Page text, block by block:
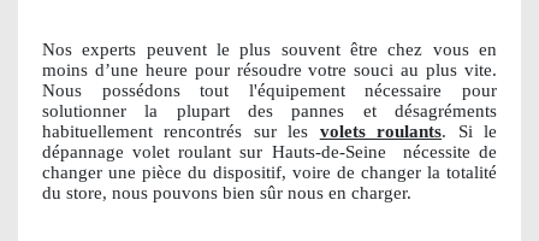
Nos experts peuvent le plus souvent être chez vous en
moins d’une heure pour résoudre votre souci au plus vite.
Nous possédons tout l'équipement nécessaire pour
solutionner la plupart des pannes et désagréments
habituellement rencontrés sur les volets roulants. Si le
dépannage volet roulant sur Hauts-de-Seine
nécessite de
changer une pièce du dispositif, voire de changer la totalité
du store, nous pouvons bien sûr nous en charger.